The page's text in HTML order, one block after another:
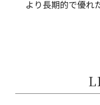
より長期的で優れ